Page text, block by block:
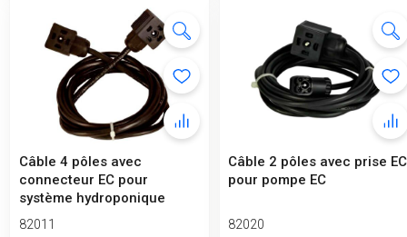
Câble 4 pôles avec
connecteur EC pour
système hydroponique
82011
Câble 2 pôles avec prise EC
pour pompe EC
82020